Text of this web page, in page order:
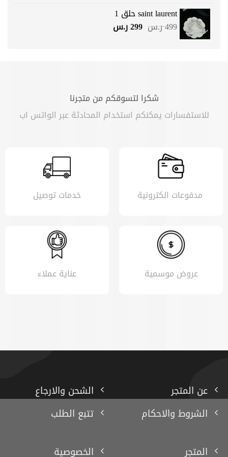
999 ر.س.saint laurent حلق 1
499ر.س السعر
الأصلي
299ر.سالسعر
شكرا لتسوقكم من متجرنا
للاستفسارات يمكنكم استخدام المحادثة عبر الواتس اب
مدفوعات الكترونية خدمات توصيل
عروض موسمية عناية عملاء
عن المتجر
الشروط والاحكام
الشحن والارجاع
تتبع الطلب
المتجر الخصوصية